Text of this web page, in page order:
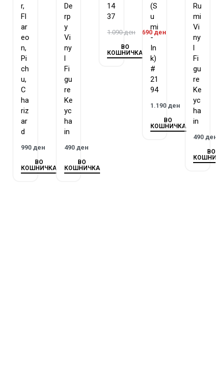
r,
Fl
ar
eo
n,
Pi
ch
u,
C
ha
riz
ar
d
990 ден
ВО
КОШНИЧКА
De
rp
y
Vi
ny
l
Fi
gu
re
Ke
yc
ha
in
490 ден
ВО
КОШНИЧКА
14
37
1.090ден 690 ден
ВО
КОШНИЧКА
(S
u
mi
-
In
k)
#
21
94
1.190 ден
ВО
КОШНИЧКА
Ru
mi
Vi
ny
l
Fi
gu
re
Ke
yc
ha
in
490 ден
ВО